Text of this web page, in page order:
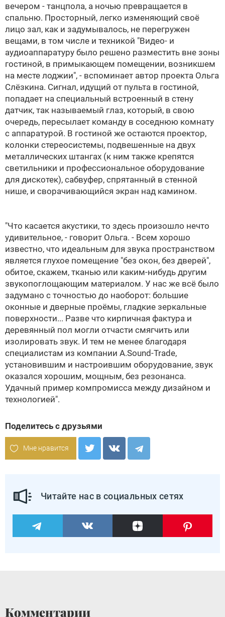
вечером - танцпола, а ночью превращается в
спальню. Просторный, легко изменяющий своё
лицо зал, как и задумывалось, не перегружен
вещами, в том числе и техникой "Видео- и
аудиоаппаратуру было решено разместить вне зоны
гостиной, в примыкающем помещении, возникшем
на месте лоджии", - вспоминает автор проекта Ольга
Слёзкина. Сигнал, идущий от пульта в гостиной,
попадает на специальный встроенный в стену
датчик, так называемый глаз, который, в свою
очередь, пересылает команду в соседнюю комнату
с аппаратурой. В гостиной же остаются проектор,
колонки стереосистемы, подвешенные на двух
металлических штангах (к ним также крепятся
светильники и профессиональное оборудование
для дискотек), сабвуфер, спрятанный в стенной
нише, и сворачивающийся экран над камином.
"Что касается акустики, то здесь произошло нечто
удивительное, - говорит Ольга. - Всем хорошо
известно, что идеальным для звука пространством
является глухое помещение "без окон, без дверей",
обитое, скажем, тканью или каким-нибудь другим
звукопоглощающим материалом. У нас же всё было
задумано с точностью до наоборот: большие
оконные и дверные проёмы, гладкие зеркальные
поверхности... Разве что кирпичная фактура и
деревянный пол могли отчасти смягчить или
изолировать звук. И тем не менее благодаря
специалистам из компании A.Sound-Trade,
установившим и настроившим оборудование, звук
оказался хорошим, мощным, без резонанса.
Удачный пример компромисса между дизайном и
технологией".
Поделитесь с друзьями
Мне нравится
Читайте нас в социальных сетях
Комментарии